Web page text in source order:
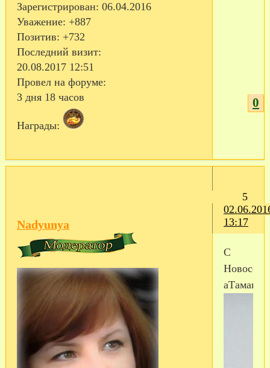
Зарегистрирован: 06.04.2016
Уважение: +887
Позитив: +732
Последний визит:
20.08.2017 12:51
Провел на форуме:
3 дня 18 часов
Награды:
0
5
13:17
Nadyunya
С